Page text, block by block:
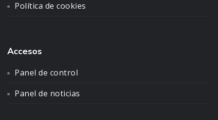
Política de cookies
Accesos
Panel de control
Panel de noticias